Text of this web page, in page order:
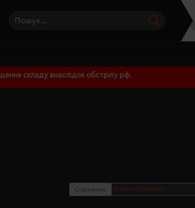
складу внаслідок обстрілу рф.
Сортувати: